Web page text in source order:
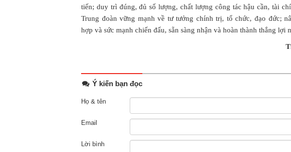
tiến; duy trì đúng, đủ số lượng, chất lượng công tác hậu cần, tài
Trung đoàn vững mạnh về tư tưởng chính trị, tổ chức, đạo đức;
hợp và sức mạnh chiến đấu, sẵn sàng nhận và hoàn thành thắng lợi
Ý kiến bạn đọc
Họ & tên
Email
Lời bình